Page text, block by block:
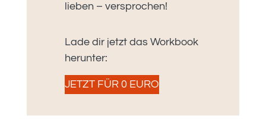
lieben – versprochen!
Lade dir jetzt das Workbook
herunter:
JETZT FÜR 0 EURO